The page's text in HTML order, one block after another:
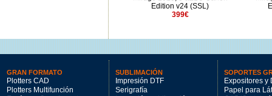
Edition v24 (SSL)
399€
GRAN FORMATO
Plotters CAD
Plotters Multifunción
SUBLIMACIÓN
Impresión DTF
Serigrafía
SOPORTES
Expositores y
Papel para